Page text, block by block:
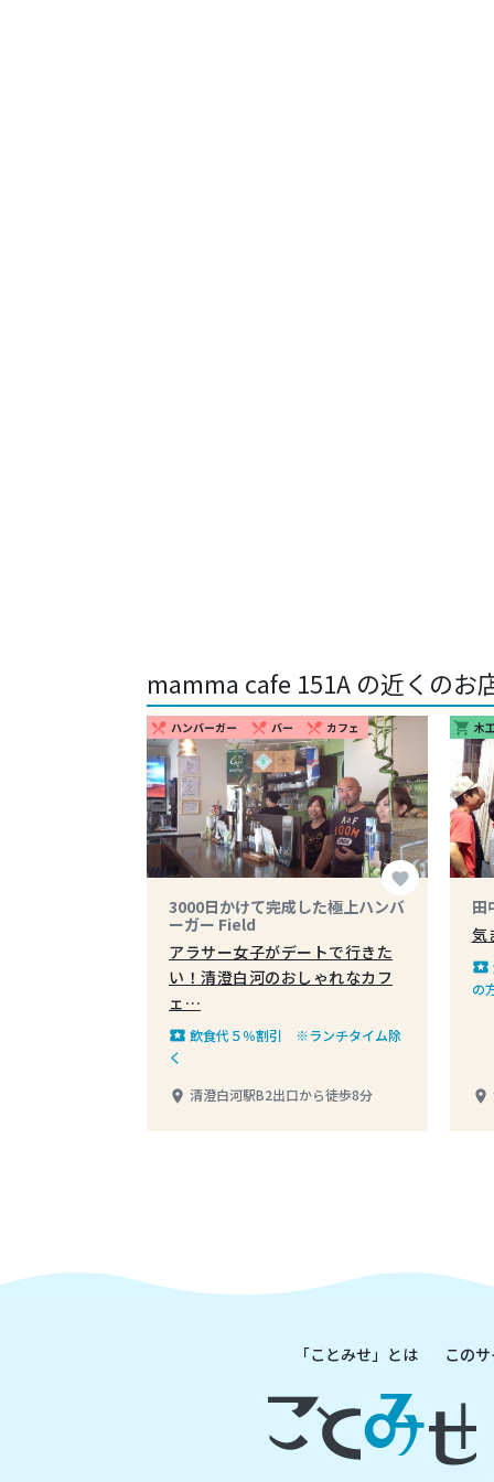
mamma cafe 151A の近くのお
restaurant_menu ハンバーガー restaurant_menu バー restaurant_menu カフェ
favorite
3000日かけて完成した極上ハンバ
ーガー Field
アラサー女子がデートで行きた
い！清澄白河のおしゃれなカフ
ェ…
local_play 飲食代５％割引 ※ランチタイム除
く
place 清澄白河駅B2出口から徒歩8分
shopping_cart 木
田
気
local_play
の
place
「ことみせ」とは この